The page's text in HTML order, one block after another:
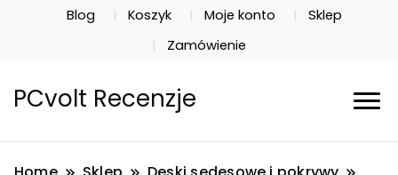
Blog Koszyk Moje konto
Sklep
Zamówienie
PCvolt Recenzje